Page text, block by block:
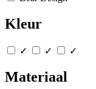
Kleur
✓ ✓ ✓
Materiaal